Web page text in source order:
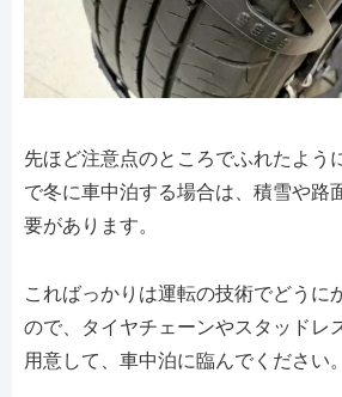
先ほど注意点のところでふれたよう
で冬に車中泊する場合は、積雪や路
要があります。
こればっかりは運転の技術でどうに
ので、タイヤチェーンやスタッドレ
用意して、車中泊に臨んでください。